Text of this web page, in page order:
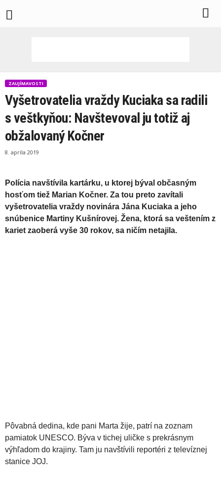
ZAUJÍMAVOSTI
Vyšetrovatelia vraždy Kuciaka sa radili
s veštkyňou: Navštevoval ju totiž aj
obžalovaný Kočner
8. apríla 2019
Polícia navštívila kartárku, u ktorej býval občasným
hosťom tiež Marian Kočner. Za tou preto zavítali
vyšetrovatelia vraždy novinára Jána Kuciaka a jeho
snúbenice Martiny Kušnírovej. Žena, ktorá sa veštením z
kariet zaoberá vyše 30 rokov, sa ničím netajila.
Pôvabná dedina, kde pani Marta žije, patrí na zoznam
pamiatok UNESCO. Býva v tichej uličke s prekrásnym
výhľadom do krajiny. Tam ju navštívili reportéri z televíznej
stanice JOJ.